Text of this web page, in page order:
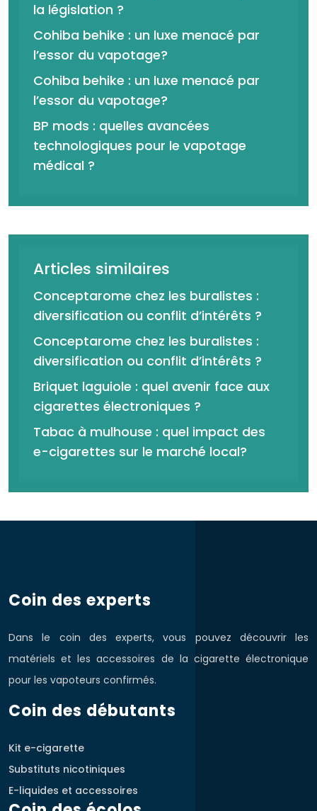
la législation ?
Cohiba behike : un luxe menacé par
l’essor du vapotage?
Cohiba behike : un luxe menacé par
l’essor du vapotage?
BP mods : quelles avancées
technologiques pour le vapotage
médical ?
Articles similaires
Conceptarome chez les buralistes :
diversification ou conflit d’intérêts ?
Conceptarome chez les buralistes :
diversification ou conflit d’intérêts ?
Briquet laguiole : quel avenir face aux
cigarettes électroniques ?
Tabac à mulhouse : quel impact des
e-cigarettes sur le marché local?
Coin des experts
Dans le coin des experts, vous pouvez découvrir les
matériels et les accessoires de la cigarette électronique
pour les vapoteurs confirmés.
Coin des débutants
Kit e-cigarette
Substituts nicotiniques
E-liquides et accessoires